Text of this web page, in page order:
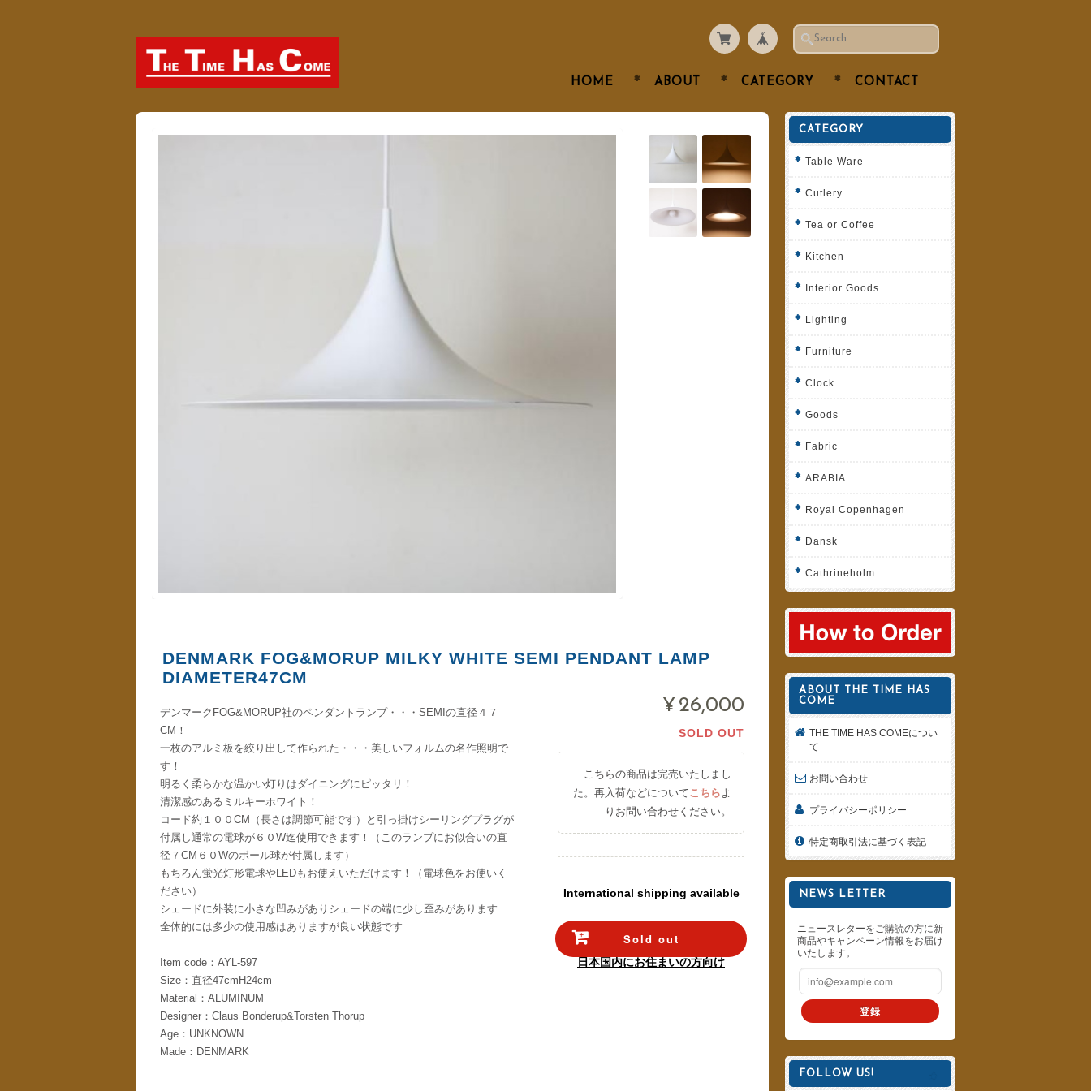
HOME ABOUT CATEGORY CONTACT
DENMARK FOG&MORUP MILKY WHITE SEMI PENDANT LAMP
DIAMETER47CM
デンマークFOG&MORUP社のペンダントランプ・・・SEMIの直径４７
CM！
一枚のアルミ板を絞り出して作られた・・・美しいフォルムの名作照明で
す！
明るく柔らかな温かい灯りはダイニングにピッタリ！
清潔感のあるミルキーホワイト！
コード約１００CM（長さは調節可能です）と引っ掛けシーリングプラグが
付属し通常の電球が６０W迄使用できます！（このランプにお似合いの直
径７CM６０Wのボール球が付属します）
もちろん蛍光灯形電球やLEDもお使えいただけます！（電球色をお使いく
ださい）
シェードに外装に小さな凹みがありシェードの端に少し歪みがあります
全体的には多少の使用感はありますが良い状態です
Item code：AYL-597
Size：直径47cmH24cm
Material：ALUMINUM
Designer：Claus Bonderup&Torsten Thorup
Age：UNKNOWN
Made：DENMARK
¥26,000
SOLD OUT
こちらの商品は完売いたしまし
た。再入荷などについてこちら よ
りお問い合わせください。
International shipping available
Sold out
日本国内にお住まいの方向け
CATEGORY
Table Ware
Cutlery
Tea or Coffee
Kitchen
Interior Goods
Lighting
Furniture
Clock
Goods
Fabric
ARABIA
Royal Copenhagen
Dansk
Cathrineholm
ABOUT THE TIME HAS
COME
THE TIME HAS COMEについ
て
お問い合わせ
プライバシーポリシー
特定商取引法に基づく表記
NEWS LETTER
ニュースレターをご購読の方に新
商品やキャンペーン情報をお届け
いたします。
登録
FOLLOW US!